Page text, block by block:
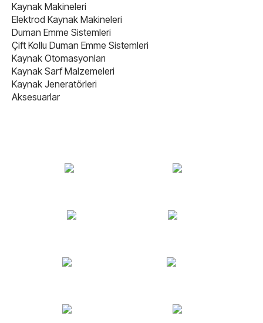
Kaynak Makineleri
Elektrod Kaynak Makineleri
Duman Emme Sistemleri
Çift Kollu Duman Emme Sistemleri
Kaynak Otomasyonları
Kaynak Sarf Malzemeleri
Kaynak Jeneratörleri
Aksesuarlar